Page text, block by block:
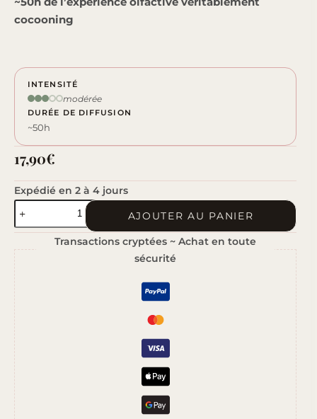
cocooning
INTENSITÉ
modérée
DURÉE DE DIFFUSION
~50h
17,90€
Expédié en 2 à 4 jours
de
de
Coton
AJOUTER AU PANIER
Transactions cryptées ~ Achat en toute
sécurité